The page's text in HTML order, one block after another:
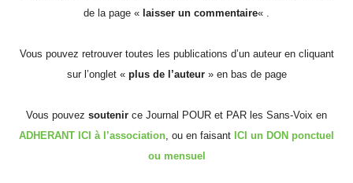
de la page « laisser un commentaire« .
Vous pouvez retrouver toutes les publications d’un auteur en cliquant
sur l’onglet « plus de l’auteur» en bas de page
Vous pouvez soutenir ce Journal POUR et PAR les Sans-Voix en
ADHERANT ICI à l’association, ou en faisant ICI un DON ponctuel
ou mensuel